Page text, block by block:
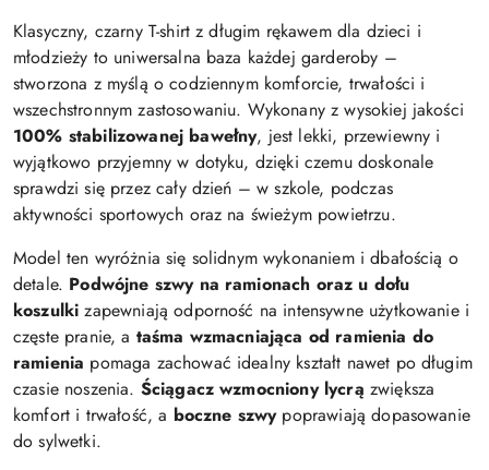
Klasyczny, czarny T-shirt z długim rękawem dla dzieci i
młodzieży to uniwersalna baza każdej garderoby –
stworzona z myślą o codziennym komforcie, trwałości i
wszechstronnym zastosowaniu. Wykonany z wysokiej jakości
100% stabilizowanej bawełny, jest lekki, przewiewny i
wyjątkowo przyjemny w dotyku, dzięki czemu doskonale
sprawdzi się przez cały dzień – w szkole, podczas
aktywności sportowych oraz na świeżym powietrzu.
Model ten wyróżnia się solidnym wykonaniem i dbałością o
detale. Podwójne szwy na ramionach oraz u dołu
koszulki zapewniają odporność na intensywne użytkowanie i
częste pranie, a taśma wzmacniająca od ramienia do
ramienia pomaga zachować idealny kształt nawet po długim
czasie noszenia. Ściągacz wzmocniony lycrą zwiększa
komfort i trwałość, a boczne szwypoprawiają dopasowanie
do sylwetki.